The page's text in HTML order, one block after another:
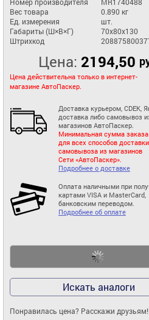
Номер производителя
MR1740488
Вес товара
0.890 кг
Ед. измерения
шт.
Габариты (Ш×В×Г)
70x80x130
Штрихкод
Цена: 2194,50
Цена действительна только в интернет-
магазине АвтоПаскер.
Доставка курьером, CDEK,
доставка либо самовывоз
магазинов АвтоПаскер.
Минимальная сумма заказа
для всех способов
самовывоза из магазинов
Сети «АвтоПаскер».
Подробнее о доставке
Оплата наличными при
картами VISA и MasterCard,
банковским переводом.
Подробнее об оплате
Искать аналоги
Понравилась цена? Расскажи друзьям!